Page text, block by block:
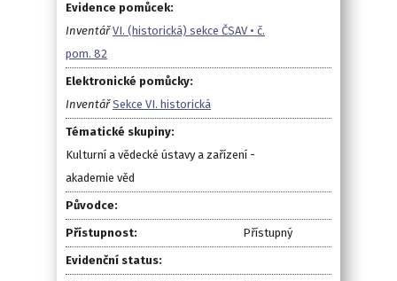
Evidence pomůcek:
Inventář VI. (historická) sekce ČSAV • č.
pom. 82
Elektronické pomůcky:
Inventář Sekce VI. historická
Tématické skupiny:
Kulturní a vědecké ústavy a zařízení -
akademie věd
Původce:
Přístupnost: Přístupný
Evidenční status: